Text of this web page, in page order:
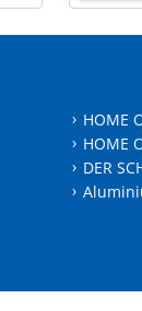
HOME
HOME
DER